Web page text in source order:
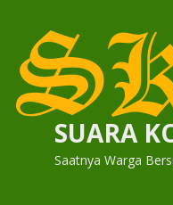
content
SUARA
Saatnya Warga